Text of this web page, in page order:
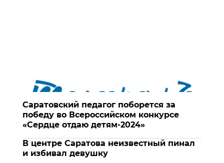
Саратовский педагог поборется за
победу во Всероссийском конкурсе
«Сердце отдаю детям-2024»
В центре Саратова неизвестный пинал
и избивал девушку